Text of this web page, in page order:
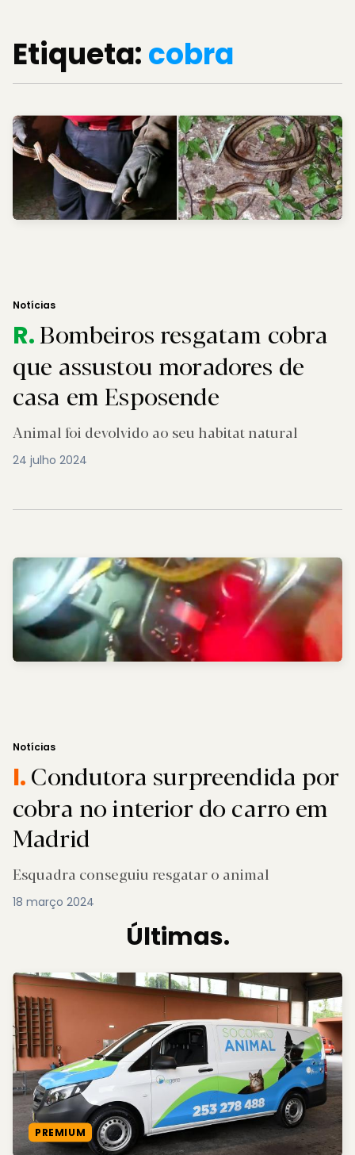
Etiqueta:cobra
Notícias
R.Bombeiros resgatam cobra
que assustou moradores de
casa em Esposende
Animal foi devolvido ao seu habitat natural
24 julho 2024
Notícias
I.Condutora surpreendida por
cobra no interior do carro em
Madrid
Esquadra conseguiu resgatar o animal
18 março 2024
Últimas.
PREMIUM